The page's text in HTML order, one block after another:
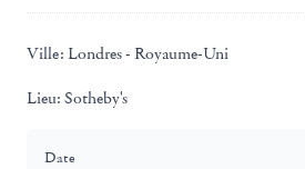
Ville: Londres - Royaume-Uni
Lieu: Sotheby's
Date